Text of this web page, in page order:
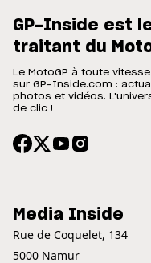
GP-Inside est
traitant du
Le MotoGP à toute
sur GP-Inside.com :
photos et vidéos.
de clic !
Media Inside
Rue de Coquelet, 134
5000 Namur